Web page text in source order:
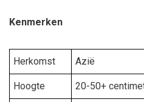
Kenmerken
Herkomst Azië
Hoogte 20-50+